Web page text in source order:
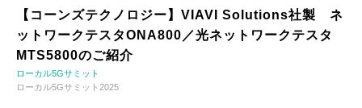
【コーンズテクノロジー】VIAVI Solutions社製 ネ
ットワークテスタONA800／光ネットワークテスタ
MTS5800のご紹介
ローカル5Gサミット
ローカル5Gサミット2025